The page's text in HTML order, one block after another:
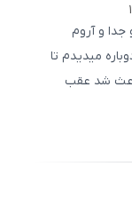
و آروم
میدیدم تا
شد عقب